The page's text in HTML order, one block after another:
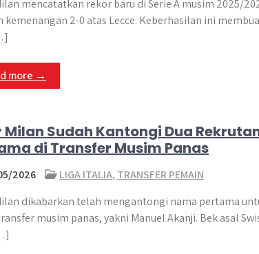
mencatatkan rekor baru di Serie A musim 2025/
kemenangan 2-0 atas Lecce. Keberhasilan ini
more →
Milan Sudah Kantongi Dua
di Transfer Musim Panas
2026 LIGA ITALIA, TRANSFER PEMAIN
dikabarkan telah mengantongi nama pertama
musim panas, yakni Manuel Akanji. Bek asal